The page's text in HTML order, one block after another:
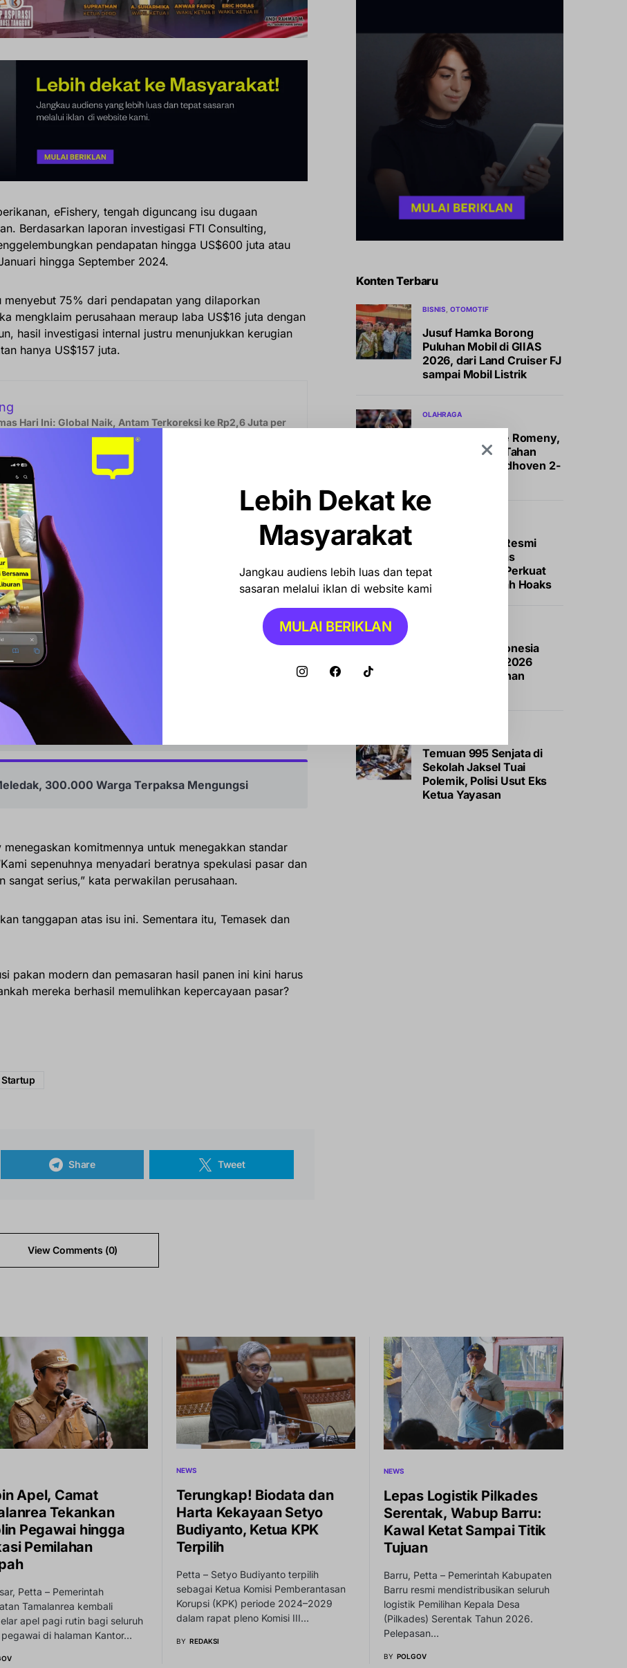
eFishery, tengah diguncang isu dugaan
Berdasarkan laporan investigasi FTI Consulting,
pendapatan hingga US$600 juta atau
hingga September 2024.
menyebut 75% dari pendapatan yang dilaporkan
mengklaim perusahaan meraup laba US$16 juta dengan
hasil investigasi internal justru menunjukkan kerugian
hanya US$157 juta.
Hari Ini: Global Naik, Antam Terkoreksi ke Rp2,6 Juta per
pendapatan dan laba untuk beberapa tahun
yang sebelumnya disebut-sebut sebagai unicorn
mencapai US$1,4 miliar, jadi perhatian. Penyelidikan ini
seperti SoftBank Group Corp dan Temasek Holdings Pte.
CEO sekaligus pendiri eFishery, Gibran Huzaifah,
Aditya, telah dibebastugaskan sementara sejak
kini menjabat sebagai CEO interim.
Prabowo Diserahkan ke Warga Desa Nepo
300.000 Warga Terpaksa Mengungsi
komitmennya untuk menegakkan standar
sepenuhnya menyadari beratnya spekulasi pasar dan
sangat serius,” kata perwakilan perusahaan.
tanggapan atas isu ini. Sementara itu, Temasek dan
pakan modern dan pemasaran hasil panen ini kini harus
mereka berhasil memulihkan kepercayaan pasar?
Startup
Share Tweet
View Comments (0)
Konten Terbaru
BISNIS OTOMOTIF
Jusuf Hamka Borong
Puluhan Mobil di GIIAS
2026, dari Land Cruiser FJ
sampai Mobil Listrik
OLAHRAGA
Debut Manis Ole Romeny,
Fortuna Sittard Tahan
Imbang PSV Eindhoven 2-
Devo Khaddafi Resmi
Pimpin Perhumas
Makassar, Ajak Perkuat
Kolaborasi Cegah Hoaks
Asa Timnas Indonesia
Juara Piala AFF 2026
Pupus Usai Ditahan
Temuan 995 Senjata di
Sekolah Jaksel Tuai
Polemik, Polisi Usut Eks
Ketua Yayasan
Apel, Camat
Tekankan
Pegawai hingga
Pemilahan
Petta – Pemerintah
Tamalanrea kembali
apel pagi rutin bagi seluruh
pegawai di halaman Kantor…
NEWS
Terungkap! Biodata dan
Harta Kekayaan Setyo
Budiyanto, Ketua KPK
Terpilih
Petta – Setyo Budiyanto terpilih
sebagai Ketua Komisi Pemberantasan
Korupsi (KPK) periode 2024–2029
dalam rapat pleno Komisi III…
BY REDAKSI
NEWS
Lepas Logistik Pilkades
Serentak, Wabup Barru:
Kawal Ketat Sampai Titik
Tujuan
Barru, Petta – Pemerintah Kabupaten
Barru resmi mendistribusikan seluruh
logistik Pemilihan Kepala Desa
(Pilkades) Serentak Tahun 2026.
Pelepasan…
BY POLGOV
Lebih Dekat ke
Masyarakat
Jangkau audiens lebih luas dan tepat
sasaran melalui iklan di website kami
MULAI BERIKLAN